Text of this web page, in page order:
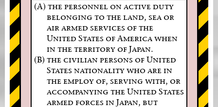
(A) the personnel on active duty
belonging to the land, sea or
air armed services of the
United States of America when
in the territory of Japan.
(B) the civilian persons of United
States nationality who are in
the employ of, serving with, or
accompanying the United States
armed forces in Japan, but